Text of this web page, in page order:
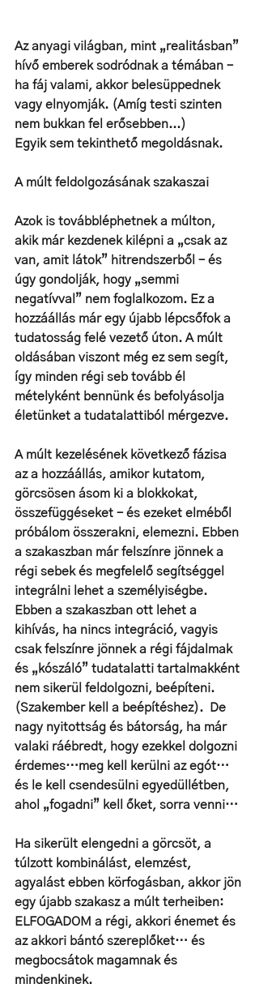
Az anyagi világban, mint „realitásban”
hívő emberek sodródnak a témában –
ha fáj valami, akkor belesüppednek
vagy elnyomják. (Amíg testi szinten
nem bukkan fel erősebben...)
Egyik sem tekinthető megoldásnak.
A múlt feldolgozásának szakaszai
Azok is továbbléphetnek a múlton,
akik már kezdenek kilépni a „csak az
van, amit látok” hitrendszerből – és
úgy gondolják, hogy „semmi
negatívval” nem foglalkozom. Ez a
hozzáállás már egy újabb lépcsőfok a
tudatosság felé vezető úton. A múlt
oldásában viszont még ez sem segít,
így minden régi seb tovább él
mételyként bennünk és befolyásolja
életünket a tudatalattiból mérgezve.
A múlt kezelésének következő fázisa
az a hozzáállás, amikor kutatom,
görcsösen ásom ki a blokkokat,
összefüggéseket – és ezeket elméből
próbálom összerakni, elemezni. Ebben
a szakaszban már felszínre jönnek a
régi sebek és megfelelő segítséggel
integrálni lehet a személyiségbe.
Ebben a szakaszban ott lehet a
kihívás, ha nincs integráció, vagyis
csak felszínre jönnek a régi fájdalmak
és „kószáló” tudatalatti tartalmakként
nem sikerül feldolgozni, beépíteni.
(Szakember kell a beépítéshez).  De
nagy nyitottság és bátorság, ha már
valaki ráébredt, hogy ezekkel dolgozni
érdemes…meg kell kerülni az egót…
és le kell csendesülni egyedüllétben,
ahol „fogadni” kell őket, sorra venni…
Ha sikerült elengedni a görcsöt, a
túlzott kombinálást, elemzést,
agyalást ebben körfogásban, akkor jön
egy újabb szakasz a múlt terheiben:
ELFOGADOM a régi, akkori énemet és
az akkori bántó szereplőket… és
megbocsátok magamnak és
mindenkinek.